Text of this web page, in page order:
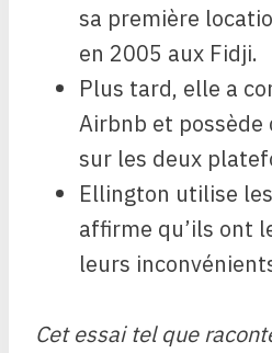
sa première
en 2005 aux Fidji.
Plus tard, elle a
Airbnb et
sur les deux
Ellington utilise
affirme qu’ils ont
leurs
Cet essai tel que